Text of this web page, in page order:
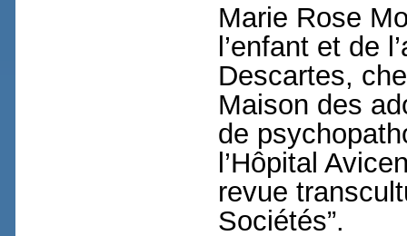
Marie Rose
l’enfant et de
Descartes,
Maison des
de
l’Hôpital
revue
Sociétés”.